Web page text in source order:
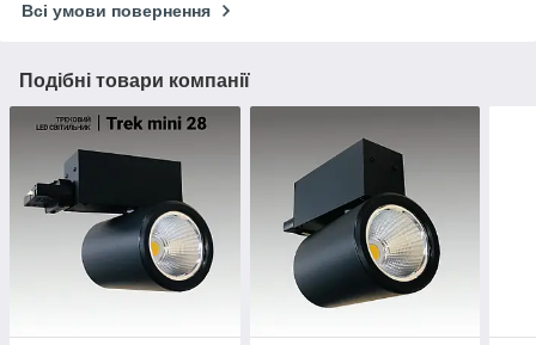
Всі умови повернення
Подібні товари компанії